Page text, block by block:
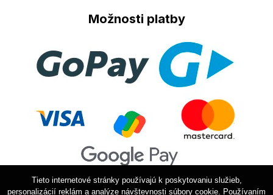
Možnosti platby
Tieto internetové stránky používajú k poskytovaniu služieb,
personalizácií reklám a analýze návštevnosti súbory cookie. Používaním